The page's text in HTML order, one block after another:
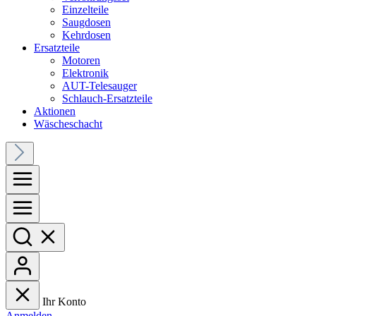
Einzelteile
Saugdosen
Kehrdosen
Ersatzteile
Motoren
Elektronik
AUT-Telesauger
Schlauch-Ersatzteile
Aktionen
Wäscheschacht
Ihr Konto